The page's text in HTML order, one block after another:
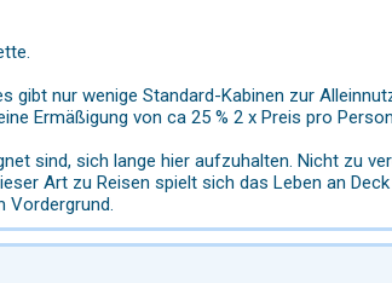
nur wenige Standard-Kabinen zur
Ermäßigung von ca 25 % 2 x Preis pro
sind, sich lange hier aufzuhalten. Nicht zu
Art zu Reisen spielt sich das Leben an Deck
Vordergrund.